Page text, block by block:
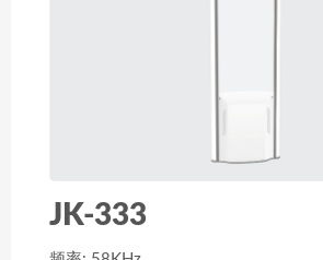
JK-333